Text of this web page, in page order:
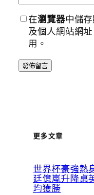
在瀏覽器中儲
及個人網站網
用。
更多文章
世界杯豪強熱
廷億嵐升降桌
均獲勝